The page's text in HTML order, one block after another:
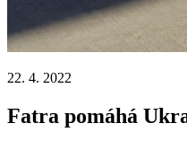
22. 4. 2022
Fatra pomáhá